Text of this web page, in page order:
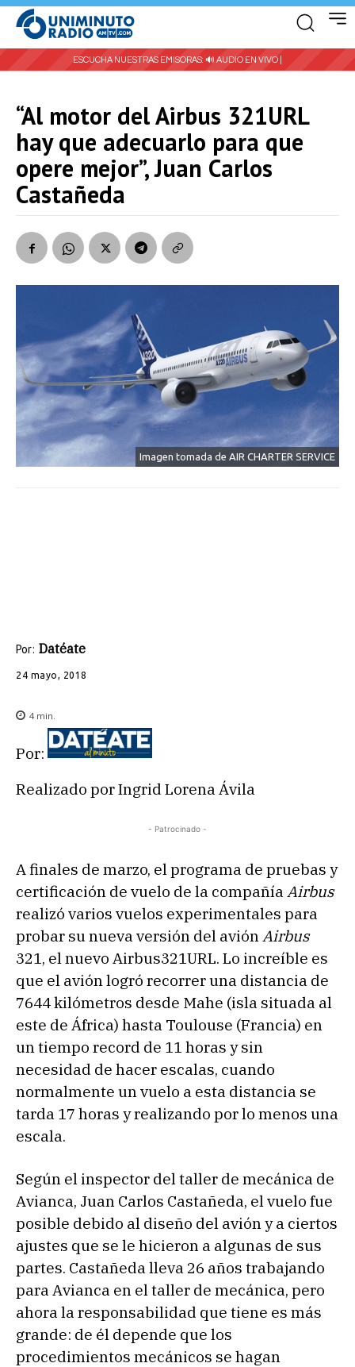
ESCUCHA NUESTRAS EMISORAS: 🔊 AUDIO EN VIVO |
“Al motor del Airbus 321URL
hay que adecuarlo para que
opere mejor”, Juan Carlos
Castañeda
Imagen tomada de AIR CHARTER SERVICE
Por: Datéate
24 mayo, 2018
4 min.
Por:
Realizado por Ingrid Lorena Ávila
- Patrocinado -
A finales de marzo, el programa de pruebas y
certificación de vuelo de la compañíaAirbus
realizó varios vuelos experimentales para
probar su nueva versión del aviónAirbus
321, el nuevo Airbus321URL. Lo increíble es
que el avión logró recorrer una distancia de
7644 kilómetros desde Mahe (isla situada al
este de África) hasta Toulouse (Francia) en
un tiempo record de 11 horas y sin
necesidad de hacer escalas, cuando
normalmente un vuelo a esta distancia se
tarda 17 horas y realizando por lo menos una
escala.
Según el inspector del taller de mecánica de
Avianca, Juan Carlos Castañeda, el vuelo fue
posible debido al diseño del avión y a ciertos
ajustes que se le hicieron a algunas de sus
partes. Castañeda lleva 26 años trabajando
para Avianca en el taller de mecánica, pero
ahora la responsabilidad que tiene es más
grande: de él depende que los
procedimientos mecánicos se hagan